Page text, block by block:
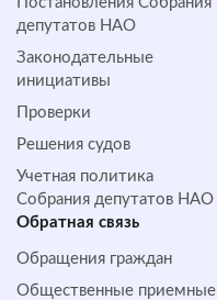
депутатов НАО
Законодательные
инициативы
Проверки
Решения судов
Учетная политика
Собрания депутатов НАО
Обратная cвязь
Обращения граждан
Общественные приемные